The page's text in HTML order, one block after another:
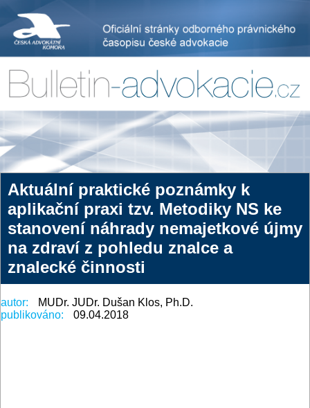
Aktuální praktické poznámky k
aplikační praxi tzv. Metodiky NS ke
stanovení náhrady nemajetkové újmy
na zdraví z pohledu znalce a
znalecké činnosti
autor:
MUDr. JUDr. Dušan Klos, Ph.D.
publikováno:
09.04.2018